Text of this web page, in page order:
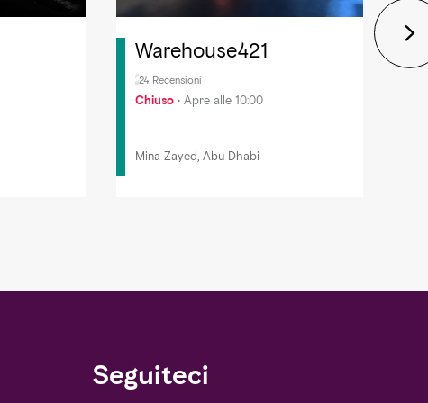
Warehouse421
24 Recensioni
Chiuso Apre alle 10:00
Mina Zayed, Abu Dhabi
Seguiteci